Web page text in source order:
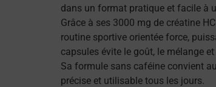
dans un format pratique et facile à
Grâce à ses 3000 mg de créatine
routine sportive orientée force,
capsules évite le goût, le mélange
Sa formule sans caféine convient
précise et utilisable tous les jours.